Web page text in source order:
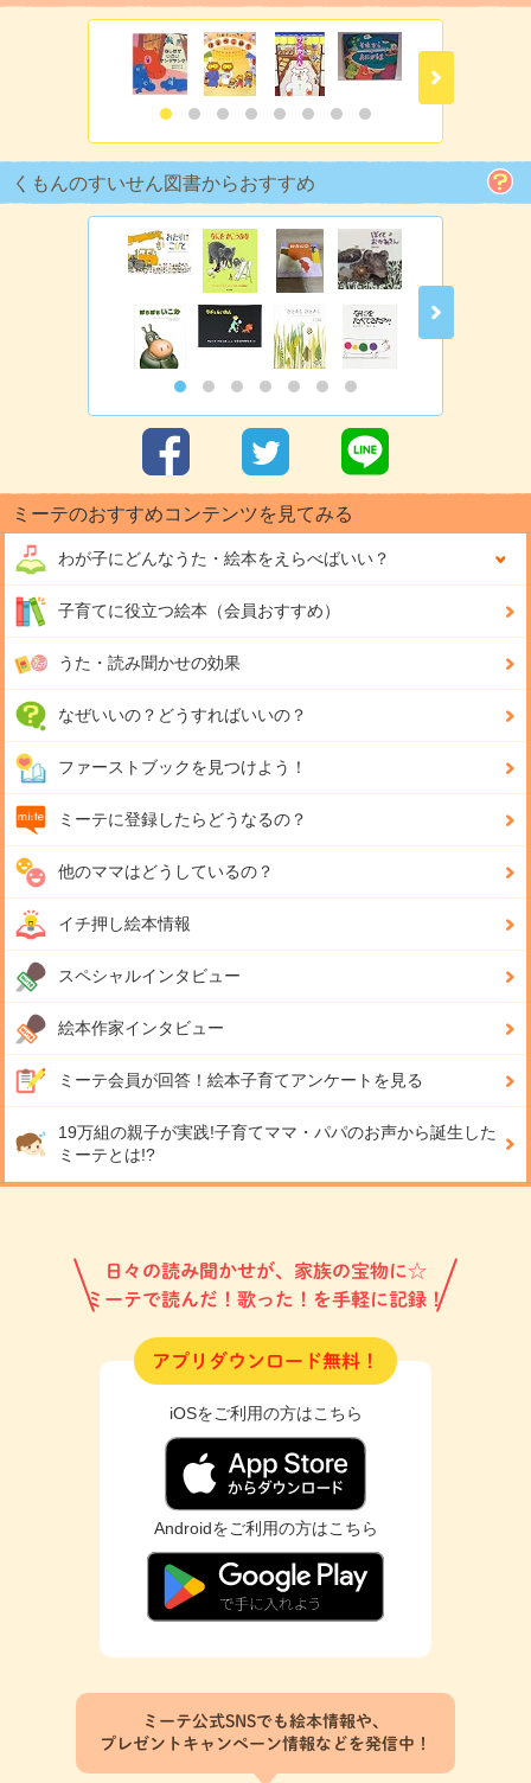
くもんのすいせん図書からおすすめ
ミーテのおすすめコンテンツを見てみる
わが子にどんなうた・絵本をえらべばいい？
子育てに役立つ絵本（会員おすすめ）
うた・読み聞かせの効果
なぜいいの？どうすればいいの？
ファーストブックを見つけよう！
ミーテに登録したらどうなるの？
他のママはどうしているの？
イチ押し絵本情報
スペシャルインタビュー
絵本作家インタビュー
ミーテ会員が回答！ 絵本子育てアンケートを見る
19万組の親子が実践!子育てママ・パパのお声から誕生した
ミーテとは!?
日々の読み聞かせが、家族の宝物に☆
ミーテで読んだ！歌った！を手軽に記録！
アプリダウンロード無料！
iOSをご利用の方はこちら
Androidをご利用の方はこちら
ミーテ公式SNSでも絵本情報や、
プレゼントキャンペーン情報などを発信中！